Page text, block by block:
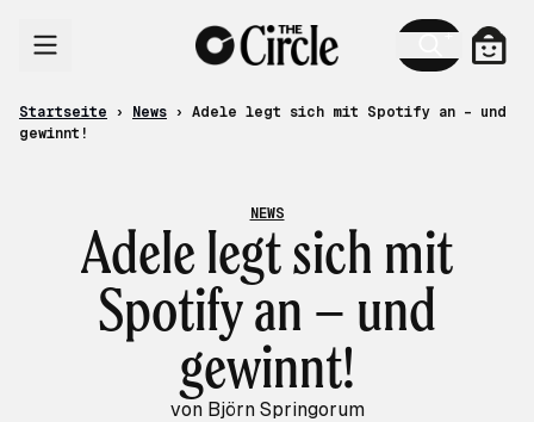
Startseite › News ›
Adele legt sich mit Spotify an – und
gewinnt!
NEWS
Adele legt sich mit
Spotify an – und
gewinnt!
von Björn Springorum